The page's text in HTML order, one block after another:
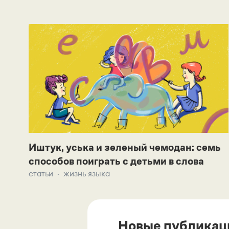
Иштук, уська и зеленый чемодан: семь
способов поиграть с детьми в слова
статьи жизнь языка